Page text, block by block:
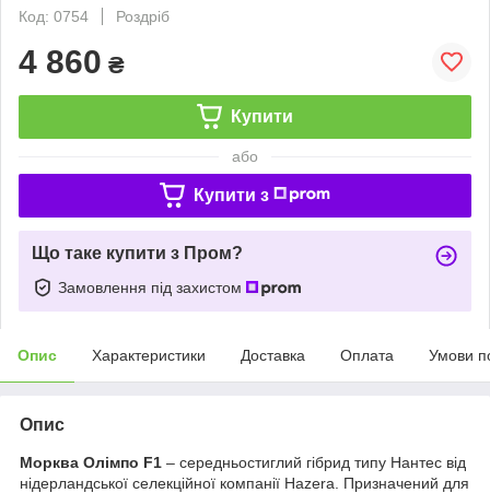
Код: 0754
Роздріб
4 860 ₴
Купити
або
Купити з
Що таке купити з Пром?
Замовлення під захистом
Опис Характеристики Доставка Оплата Умови
Опис
Морква Олімпо F1 – середньостиглий гібрид типу Нантес від
нідерландської селекційної компанії Hazera. Призначений для